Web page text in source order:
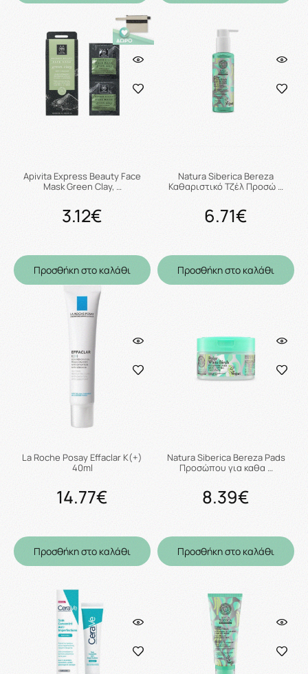
Apivita Express Beauty Face
Mask Green Clay, …
3.12€
Προσθήκη στο καλάθι
Natura Siberica Bereza
Καθαριστικό Τζέλ Προσώ …
6.71€
Προσθήκη στο καλάθι
La Roche Posay Effaclar K(+)
40ml
14.77€
Προσθήκη στο καλάθι
Natura Siberica Bereza Pads
Προσώπου για καθα …
8.39€
Προσθήκη στο καλάθι